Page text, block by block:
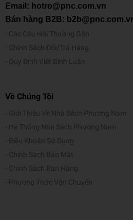
Email: hotro@pnc.com.vn
Bán hàng B2B:
Các Câu Hỏi Thường Gặp
Chính Sách Đổi/Trả Hàng
Quy Định Viết Bình Luận
Về Chúng Tôi
Giới Thiệu Về Nhà Sách Phương Nam
Hệ Thống Nhà Sách Phương Nam
Điều Khoản Sử Dụng
Chính Sách Bảo Mật
Chính Sách Bán Hàng
Phương Thức Vận Chuyển